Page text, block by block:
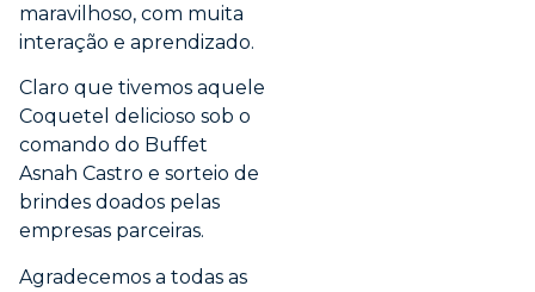
maravilhoso, com muita
interação e aprendizado.
Claro que tivemos aquele
Coquetel delicioso sob o
comando do Buffet
Asnah Castro e sorteio de
brindes doados pelas
empresas parceiras.
Agradecemos a todas as